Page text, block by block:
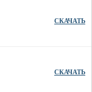
СКАЧАТЬ
СКАЧАТЬ